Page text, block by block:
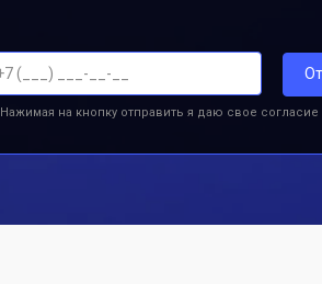
Нажимая на кнопку отправить я даю свое согласие